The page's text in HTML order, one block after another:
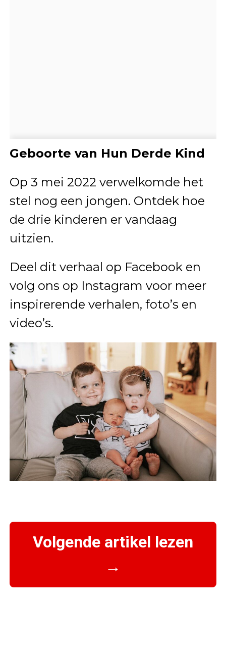
Geboorte van Hun Derde Kind
Op 3 mei 2022 verwelkomde het
stel nog een jongen. Ontdek hoe
de drie kinderen er vandaag
uitzien.
Deel dit verhaal op Facebook en
volg ons op Instagram voor meer
inspirerende verhalen, foto’s en
video’s.
Volgende artikel lezen
→